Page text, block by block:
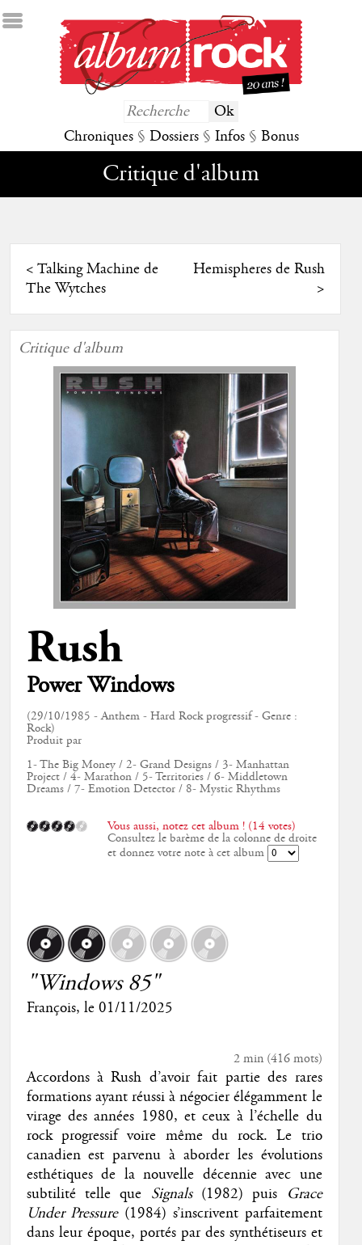
Chroniques § Dossiers § Infos § Bonus
Critique d'album
< Talking Machine de
The Wytches
Hemispheres de Rush
>
Critique d'album
Rush
Power Windows
(29/10/1985 - Anthem - Hard Rock progressif - Genre :
Rock)
Produit par
1- The Big Money / 2- Grand Designs / 3- Manhattan
Project / 4- Marathon / 5- Territories / 6- Middletown
Dreams / 7- Emotion Detector / 8- Mystic Rhythms
Vous aussi, notez cet album ! (14 votes)
Consultez le barème de la colonne de droite
et donnez votre note à cet album
"Windows 85"
François, le 01/11/2025
2 min(416mots)
Accordons à Rush d’avoir fait partie des rares
formations ayant réussi à négocier élégamment le
virage des années 1980, et ceux à l’échelle du
rock progressif voire même du rock. Le trio
canadien est parvenu à aborder les évolutions
esthétiques de la nouvelle décennie avec une
subtilité telle que Signals(1982) puis Grace
Under Pressure(1984) s’inscrivent parfaitement
dans leur époque, portés par des synthétiseurs et